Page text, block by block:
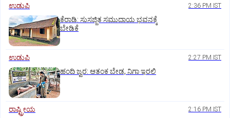
ಉಡುಪಿ 2:36 PM IST
ಕೆರಾಡಿ: ಸುಸಜ್ಜಿತ ಸಮುದಾಯ ಭವನಕ್ಕೆ
ಬೇಡಿಕೆ
ಉಡುಪಿ 2:27 PM IST
ಹಂದಿ ಜ್ವರ: ಆತಂಕ ಬೇಡ, ನಿಗಾ ಇರಲಿ
ರಾಷ್ಟ್ರೀಯ 2:16 PM IST